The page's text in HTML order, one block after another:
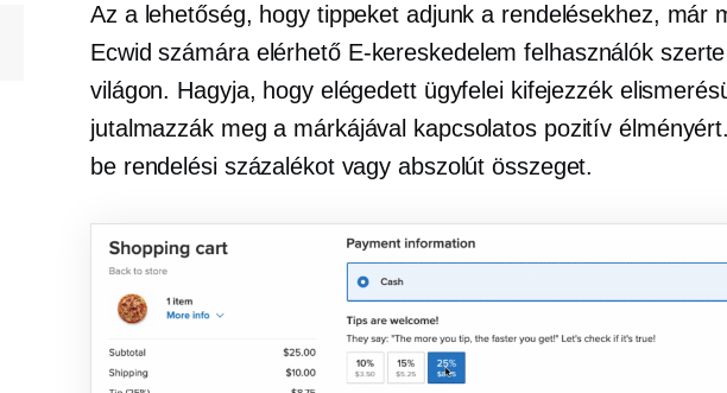
Az a lehetőség, hogy tippeket adjunk a rendelésekhez, már
Ecwid számára elérhető E-kereskedelem felhasználók
világon. Hagyja, hogy elégedett ügyfelei kifejezzék
jutalmazzák meg a márkájával kapcsolatos pozitív
be rendelési százalékot vagy abszolút összeget.